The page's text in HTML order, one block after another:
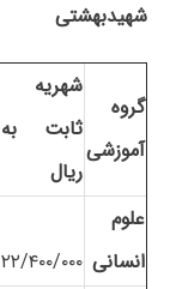
شهیدبهشتی
گروه
آموزشی
شهریه
ثابت به
ریال
علوم
انسانی ۲۲/۴۰۰/۰۰۰